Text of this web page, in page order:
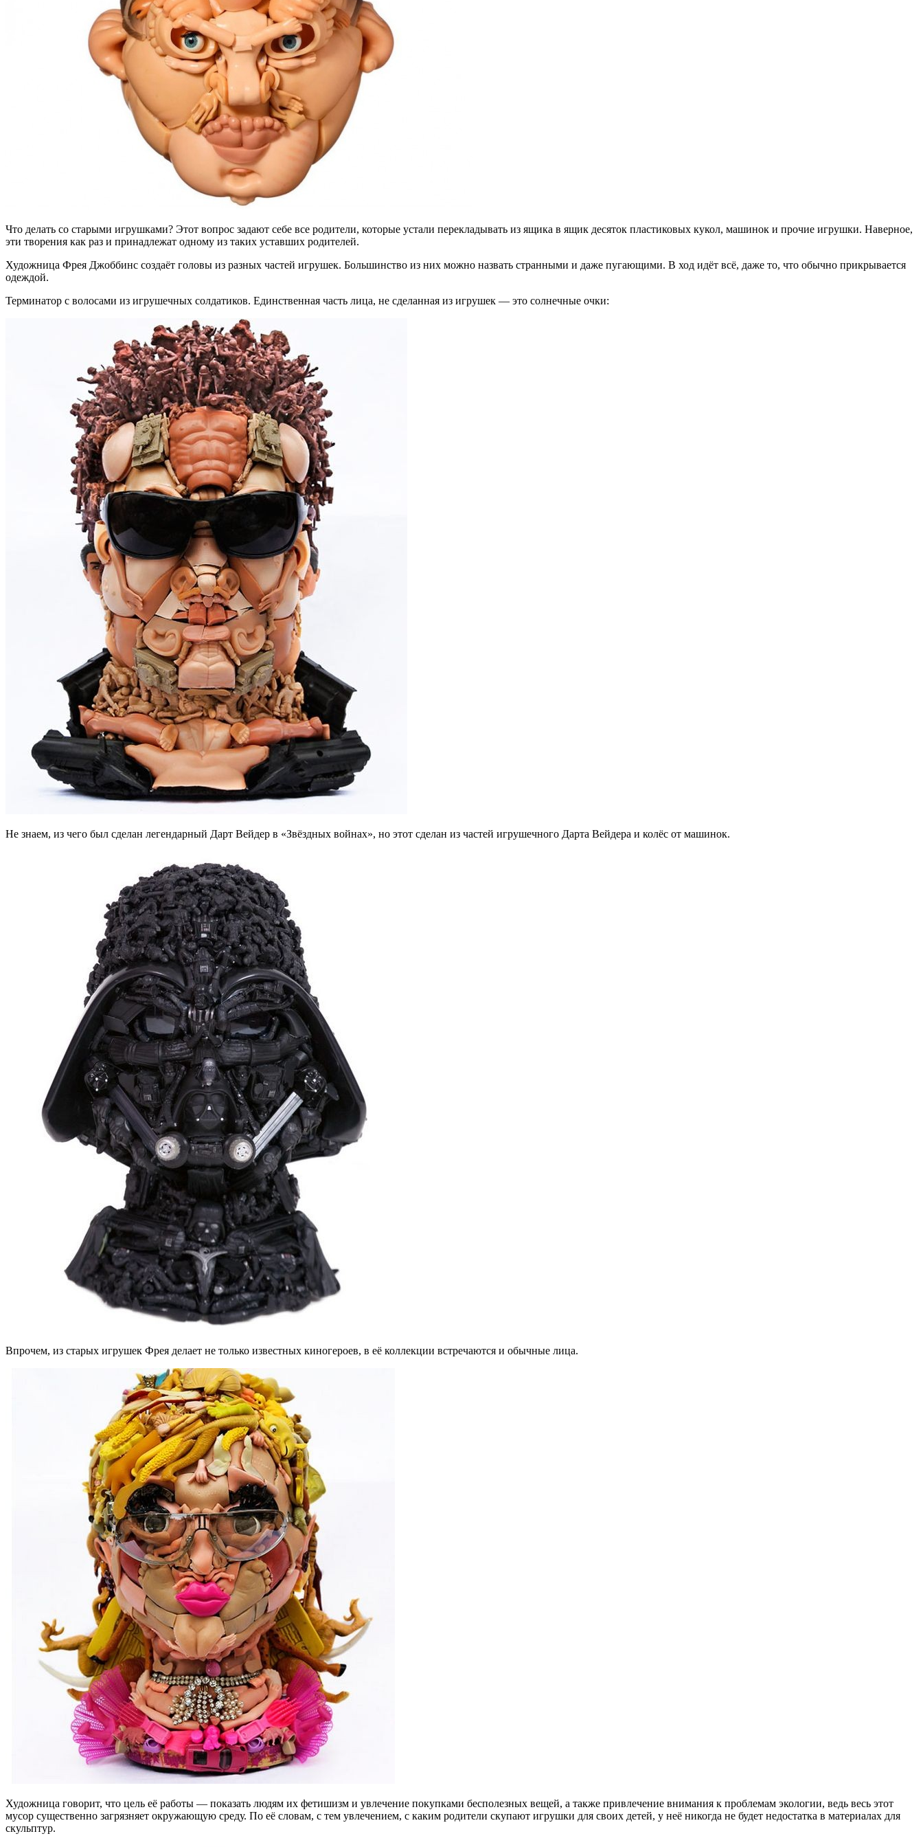
Что делать со старыми игрушками? Этот вопрос задают себе все родители, которые устали перекладывать из ящика в ящик десяток пластиковых кукол, машинок и прочие игрушки. Наверное,
эти творения как раз и принадлежат одному из таких уставших родителей.
Художница Фрея Джоббинс создаёт головы из разных частей игрушек. Большинство из них можно назвать странными и даже пугающими. В ход идёт всё, даже то, что обычно прикрывается
одеждой.
Терминатор с волосами из игрушечных солдатиков. Единственная часть лица, не сделанная из игрушек — это солнечные очки:
Не знаем, из чего был сделан легендарный Дарт Вейдер в «Звёздных войнах», но этот сделан из частей игрушечного Дарта Вейдера и колёс от машинок.
Впрочем, из старых игрушек Фрея делает не только известных киногероев, в её коллекции встречаются и обычные лица.
Художница говорит, что цель её работы — показать людям их фетишизм и увлечение покупками бесполезных вещей, а также привлечение внимания к проблемам экологии, ведь весь этот
мусор существенно загрязняет окружающую среду. По её словам, с тем увлечением, с каким родители скупают игрушки для своих детей, у неё никогда не будет недостатка в материалах для
скульптур.